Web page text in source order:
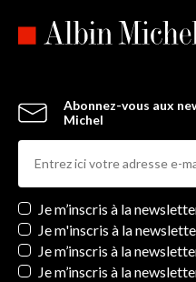
Abonnez-vous aux
Michel
Newsletters
Je m’inscris à la
Je m'inscris à la
Je m’inscris à la
Je m’inscris à la